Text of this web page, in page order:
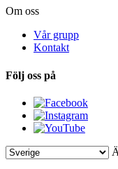
Om oss
Vår grupp
Kontakt
Följ oss på